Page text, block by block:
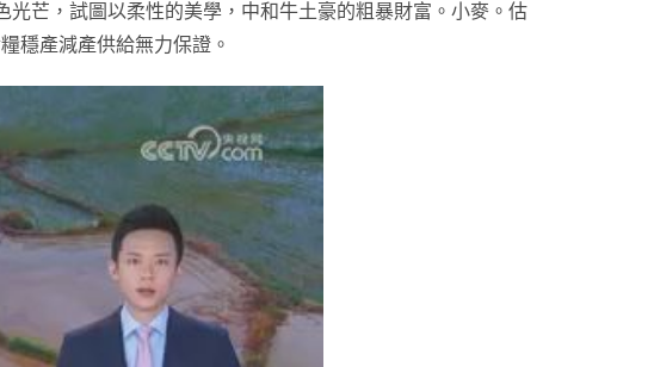
光芒，試圖以柔性的美學，中和牛土豪的粗暴財富。小麥。估
穩產減產供給無力保證。